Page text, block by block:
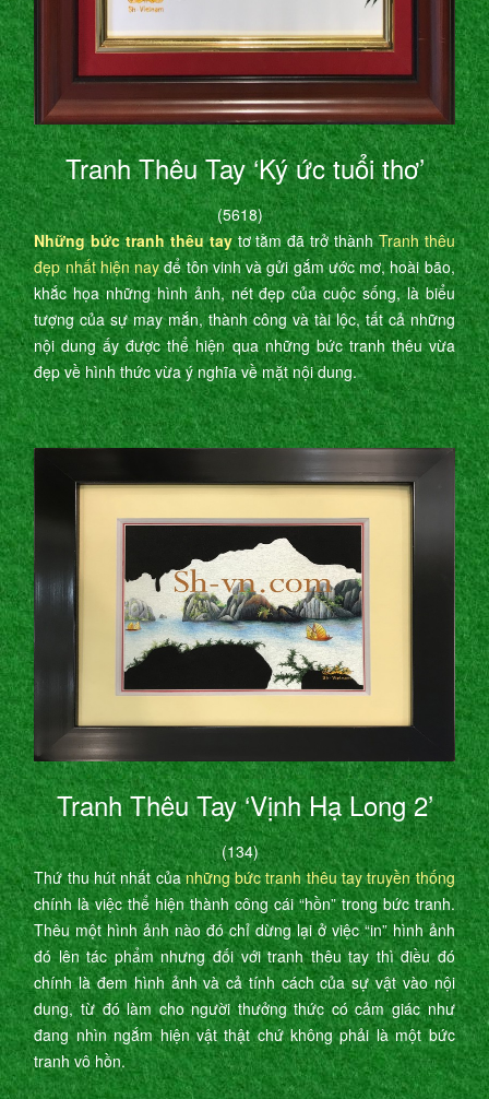
Tranh Thêu Tay ‘Ký ức tuổi thơ’
(5618)
Những bức tranh thêu taytơ tằm đã trở thànhTranh thêu
đẹp nhất hiện nayđể tôn vinh và gửi gắm ước mơ, hoài bão,
khắc họa những hình ảnh, nét đẹp của cuộc sống, là biểu
tượng của sự may mắn, thành công và tài lộc, tất cả những
nội dung ấy được thể hiện qua những bức tranh thêu vừa
đẹp về hình thức vừa ý nghĩa về mặt nội dung.
Tranh Thêu Tay ‘Vịnh Hạ Long 2’
(134)
Thứ thu hút nhất củanhững bức tranh thêu tay truyền thống
chính là việc thể hiện thành công cái “hồn” trong bức tranh.
Thêu một hình ảnh nào đó chỉ dừng lại ở việc “in” hình ảnh
đó lên tác phẩm nhưng đối với tranh thêu tay thì điều đó
chính là đem hình ảnh và cả tính cách của sự vật vào nội
dung, từ đó làm cho người thưởng thức có cảm giác như
đang nhìn ngắm hiện vật thật chứ không phải là một bức
tranh vô hồn.